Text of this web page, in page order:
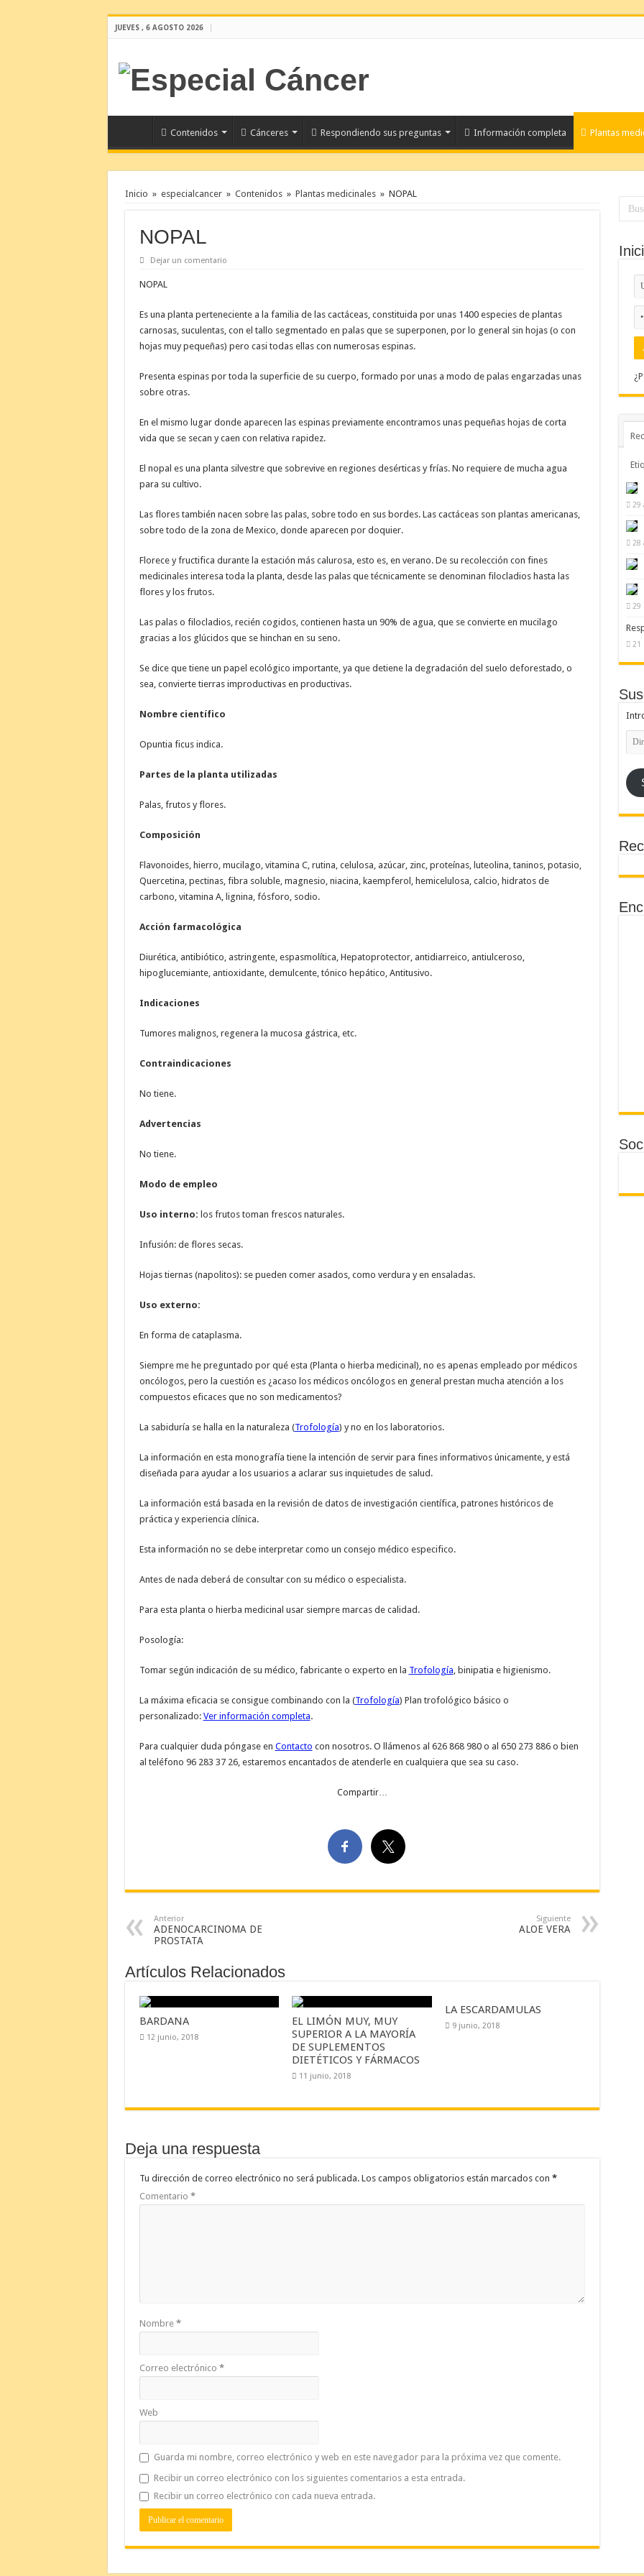
JUEVES , 6 AGOSTO 2026
Contenidos Cánceres Respondiendo sus preguntas Información completa Plantas
Inicio » especialcancer » Contenidos » Plantas medicinales » NOPAL
NOPAL
Dejar un comentario
NOPAL
Es una planta perteneciente a la familia de las cactáceas, constituida por unas 1400 especies de plantas
carnosas, suculentas, con el tallo segmentado en palas que se superponen, por lo general sin hojas (o con
hojas muy pequeñas) pero casi todas ellas con numerosas espinas.
Presenta espinas por toda la superficie de su cuerpo, formado por unas a modo de palas engarzadas unas
sobre otras.
En el mismo lugar donde aparecen las espinas previamente encontramos unas pequeñas hojas de corta
vida que se secan y caen con relativa rapidez.
El nopal es una planta silvestre que sobrevive en regiones desérticas y frías. No requiere de mucha agua
para su cultivo.
Las flores también nacen sobre las palas, sobre todo en sus bordes. Las cactáceas son plantas americanas,
sobre todo de la zona de Mexico, donde aparecen por doquier.
Florece y fructifica durante la estación más calurosa, esto es, en verano. De su recolección con fines
medicinales interesa toda la planta, desde las palas que técnicamente se denominan filocladios hasta las
flores y los frutos.
Las palas o filocladios, recién cogidos, contienen hasta un 90% de agua, que se convierte en mucilago
gracias a los glúcidos que se hinchan en su seno.
Se dice que tiene un papel ecológico importante, ya que detiene la degradación del suelo deforestado, o
sea, convierte tierras improductivas en productivas.
Nombre científico
Opuntia ficus indica.
Partes de la planta utilizadas
Palas, frutos y flores.
Composición
Flavonoides, hierro, mucilago, vitamina C, rutina, celulosa, azúcar, zinc, proteínas, luteolina, taninos, potasio,
Quercetina, pectinas, fibra soluble, magnesio, niacina, kaempferol, hemicelulosa, calcio, hidratos de
carbono, vitamina A, lignina, fósforo, sodio.
Acción farmacológica
Diurética, antibiótico, astringente, espasmolítica, Hepatoprotector, antidiarreico, antiulceroso,
hipoglucemiante, antioxidante, demulcente, tónico hepático, Antitusivo.
Indicaciones
Tumores malignos, regenera la mucosa gástrica, etc.
Contraindicaciones
No tiene.
Advertencias
No tiene.
Modo de empleo
Uso interno: los frutos toman frescos naturales.
Infusión: de flores secas.
Hojas tiernas (napolitos): se pueden comer asados, como verdura y en ensaladas.
Uso externo:
En forma de cataplasma.
Siempre me he preguntado por qué esta (Planta o hierba medicinal), no es apenas empleado por médicos
oncólogos, pero la cuestión es ¿acaso los médicos oncólogos en general prestan mucha atención a los
compuestos eficaces que no son medicamentos?
La sabiduría se halla en la naturaleza (Trofología) y no en los laboratorios.
La información en esta monografía tiene la intención de servir para fines informativos únicamente, y está
diseñada para ayudar a los usuarios a aclarar sus inquietudes de salud.
La información está basada en la revisión de datos de investigación científica, patrones históricos de
práctica y experiencia clínica.
Esta información no se debe interpretar como un consejo médico especifico.
Antes de nada deberá de consultar con su médico o especialista.
Para esta planta o hierba medicinal usar siempre marcas de calidad.
Posología:
Tomar según indicación de su médico, fabricante o experto en la Trofología , binipatia e higienismo.
La máxima eficacia se consigue combinando con la (Trofología) Plan trofológico básico o
personalizado: Ver información completa.
Para cualquier duda póngase en Contacto con nosotros. O llámenos al 626 868 980 o al 650 273 886 o bien
al teléfono 96 283 37 26, estaremos encantados de atenderle en cualquiera que sea su caso.
Compartir…
Anterior
ADENOCARCINOMA DE
PROSTATA
Siguiente
ALOE VERA
Artículos Relacionados
BARDANA
12 junio, 2018
EL LIMÓN MUY, MUY
SUPERIOR A LA MAYORÍA
DE SUPLEMENTOS
DIETÉTICOS Y FÁRMACOS
11 junio, 2018
LA ESCARDAMULAS
9 junio, 2018
Deja una respuesta
Tu dirección de correo electrónico no será publicada. Los campos obligatorios están marcados con *
Comentario *
Nombre *
Correo electrónico *
Web
Guarda mi nombre, correo electrónico y web en este navegador para la próxima vez que comente.
Recibir un correo electrónico con los siguientes comentarios a esta entrada.
Recibir un correo electrónico con cada nueva entrada.
29
28
29
21
de